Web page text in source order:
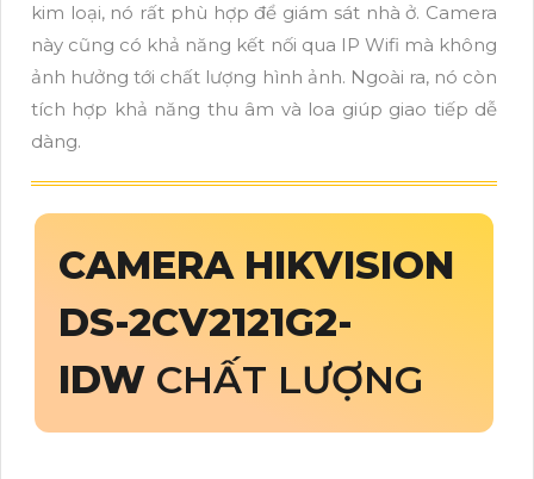
kim loại, nó rất phù hợp để giám sát nhà ở. Camera
này cũng có khả năng kết nối qua IP Wifi mà không
ảnh hưởng tới chất lượng hình ảnh. Ngoài ra, nó còn
tích hợp khả năng thu âm và loa giúp giao tiếp dễ
dàng.
CAMERA HIKVISION
DS-2CV2121G2-
IDW CHẤT LƯỢNG